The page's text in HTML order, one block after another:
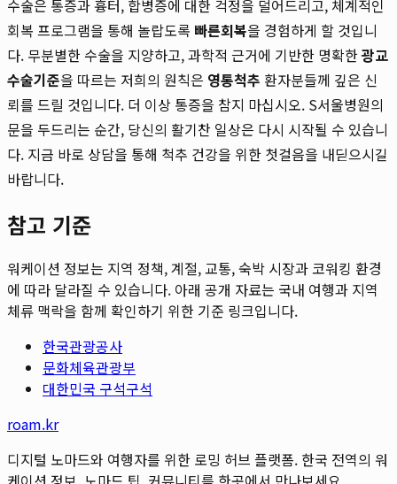
수술은 통증과 흉터, 합병증에 대한 걱정을 덜어드리고, 체계적인
회복 프로그램을 통해 놀랍도록 빠른회복을 경험하게 할 것입니
다. 무분별한 수술을 지양하고, 과학적 근거에 기반한 명확한광교
수술기준을 따르는 저희의 원칙은 영통척추 환자분들께 깊은 신
뢰를 드릴 것입니다. 더 이상 통증을 참지 마십시오. S서울병원의
문을 두드리는 순간, 당신의 활기찬 일상은 다시 시작될 수 있습니
다. 지금 바로 상담을 통해 척추 건강을 위한 첫걸음을 내딛으시길
바랍니다.
참고 기준
워케이션 정보는 지역 정책, 계절, 교통, 숙박 시장과 코워킹 환경
에 따라 달라질 수 있습니다. 아래 공개 자료는 국내 여행과 지역
체류 맥락을 함께 확인하기 위한 기준 링크입니다.
한국관광공사
문화체육관광부
대한민국 구석구석
roam.kr
디지털 노마드와 여행자를 위한 로밍 허브 플랫폼. 한국 전역의 워